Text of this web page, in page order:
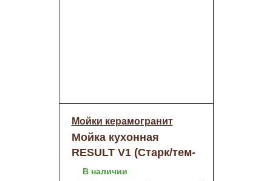
Мойки керамогранит
Мойка кухонная
RESULT V1 (Старк/тем-
серая)+сифон (d
В наличии